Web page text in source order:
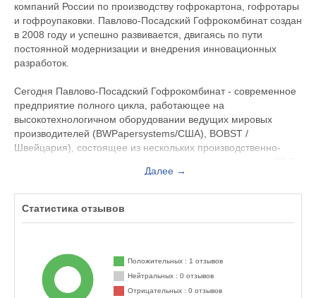
компаний России по производству гофрокартона, гофротары
и гофроупаковки. Павлово-Посадский Гофрокомбинат создан
в 2008 году и успешно развивается, двигаясь по пути
постоянной модернизации и внедрения инновационных
разработок.
Сегодня Павлово-Посадский Гофрокомбинат - современное
предприятие полного цикла, работающее на
высокотехнологичном оборудовании ведущих мировых
производителей (BWPapersystems/США), BOBST /
Швейцария), состоящее из нескольких производственно-
с численностью сотрудников более 1 000 человек.
Производимая продукция: гофрокартон, гофрокороба,
изображения методом флексопечати до 4 красок и
фальцесклейкой.
Далее →
Статистика отзывов
Положительных : 1 отзывов
Нейтральных : 0 отзывов
Отрицательных : 0 отзывов